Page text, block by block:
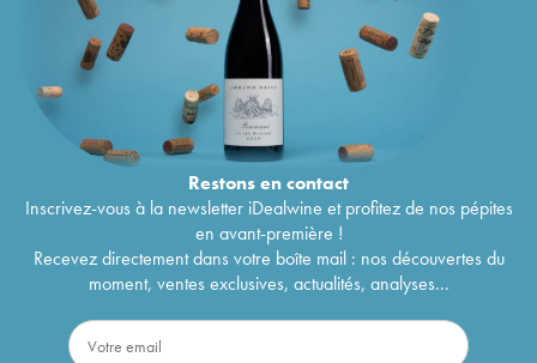
Restons encontact
Inscrivez-vous à la newsletter iDealwine et profitez de nos pépites
en avant-première !
Recevez directement dans votre boîte mail : nos découvertes du
moment, ventes exclusives, actualités, analyses...